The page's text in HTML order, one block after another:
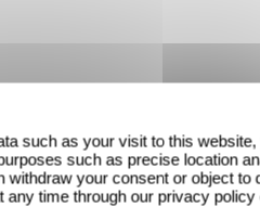
such as your visit to this
such as precise location
your consent or object to
any time through our privacy policy